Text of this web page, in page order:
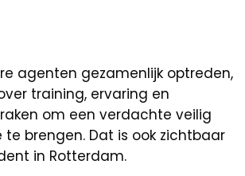
agenten gezamenlijk optreden,
training, ervaring en
om een verdachte veilig
brengen. Dat is ook zichtbaar
in Rotterdam.